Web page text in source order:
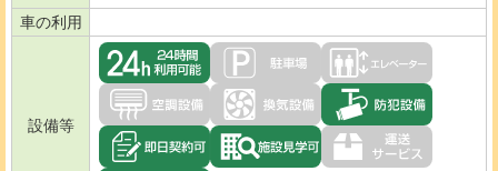
車の利用
設備等